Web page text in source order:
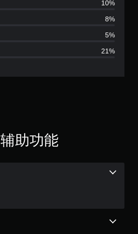
价
2
分
颗
星
10%
8%
5%
21%
辅助功能